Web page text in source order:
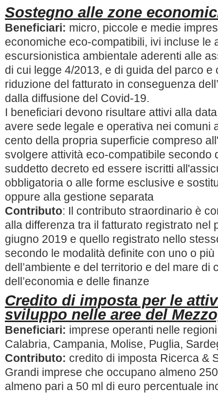
Sostegno alle zone
Beneficiari: micro, piccole e medie
economiche eco-compatibili, ivi incluse le
escursionistica ambientale aderenti alle
di cui legge 4/2013, e di guida del parco e
riduzione del fatturato in conseguenza
dalla diffusione del Covid-19.
I beneficiari devono risultare attivi alla
avere sede legale e operativa nei comuni
cento della propria superficie compreso
svolgere attività eco-compatibile secondo
suddetto decreto ed essere iscritti
obbligatoria o alle forme esclusive e
oppure alla gestione separata
Contributo: Il contributo straordinario è
alla differenza tra il fatturato registrato nel
giugno 2019 e quello registrato nello
secondo le modalità definite con uno o
dell’ambiente e del territorio e del mare di
dell’economia e delle finanze
Credito di imposta per le
sviluppo nelle aree del
Beneficiari: imprese operanti nelle
Calabria, Campania, Molise, Puglia,
Contributo: credito di imposta Ricerca &
Grandi imprese che occupano almeno
almeno pari a 50 ml di euro percentuale